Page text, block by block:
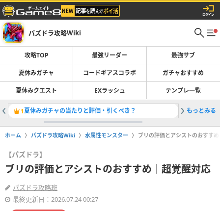
パズドラ攻略Wiki
攻略TOP 最強リーダー 最強サブ
夏休みガチャ コードギアスコラボ ガチャおすすめ
夏休みクエスト EXラッシュ テンプレ一覧
1夏休みガチャの当たりと評価・引くべき？ 2最強リ
もっとみる
ホーム パズドラ攻略Wiki 水属性モンスター ブリの評価とアシストのおすす
【パズドラ】
ブリの評価とアシストのおすすめ｜超覚醒対応
パズドラ攻略班
最終更新日：2026.07.24 00:27